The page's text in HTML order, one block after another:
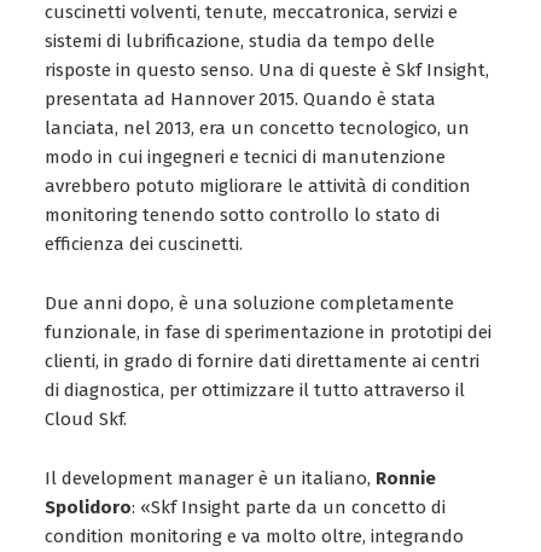
cuscinetti volventi, tenute, meccatronica, servizi e
sistemi di lubrificazione, studia da tempo delle
risposte in questo senso. Una di queste è Skf Insight,
presentata ad Hannover 2015. Quando è stata
lanciata, nel 2013, era un concetto tecnologico, un
modo in cui ingegneri e tecnici di manutenzione
avrebbero potuto migliorare le attività di condition
monitoring tenendo sotto controllo lo stato di
efficienza dei cuscinetti.
Due anni dopo, è una soluzione completamente
funzionale, in fase di sperimentazione in prototipi dei
clienti, in grado di fornire dati direttamente ai centri
di diagnostica, per ottimizzare il tutto attraverso il
Cloud Skf.
Il development manager è un italiano, Ronnie
Spolidoro: «Skf Insight parte da un concetto di
condition monitoring e va molto oltre, integrando